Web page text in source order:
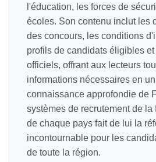
l'éducation, les forces de
écoles. Son contenu inclut les
des concours, les conditions
profils de candidats éligibles
officiels, offrant aux lecteurs
informations nécessaires en
connaissance approfondie de
systèmes de recrutement de
de chaque pays fait de lui la
incontournable pour les
de toute la région.